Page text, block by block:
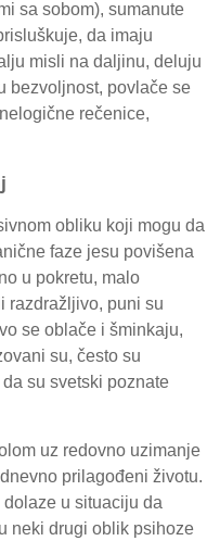
sa sobom), sumanute
da imaju
misli na daljinu, deluju
bezvoljnost, povlače se
rečenice,
obliku koji mogu da
faze jesu povišena
u pokretu, malo
razdražljivo, puni su
se oblače i šminkaju,
su, često su
su svetski poznate
uz redovno uzimanje
prilagođeni životu.
u situaciju da
neki drugi oblik psihoze